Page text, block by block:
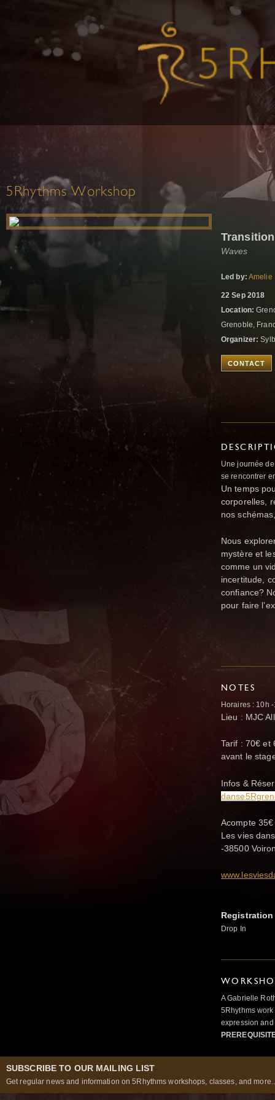
5Rhythms Workshop
Waves
Led by: Amelie
22 Sep 2018
Location:
Grenoble,
Organizer:
CONTACT
Une journée
se rencontrer
Un temps
corporelles,
nos
Nous
mystère et
comme un
incertitude,
confiance?
pour faire
NOTES
Horaires : 10h
Lieu : MJC
Tarif : 70€ et
avant le
Infos &
Acompte
Les vies
-38500
Drop In
A Gabrielle
5Rhythms
expression
SUBSCRIBE TO OUR MAILING LIST
Get regular news and information on 5Rhythms workshops, classes, and